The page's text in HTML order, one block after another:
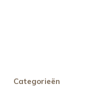
Categorieën